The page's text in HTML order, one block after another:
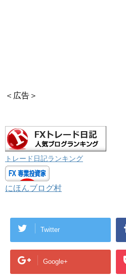
＜広告＞
トレード日記ランキング
にほんブログ村
Twitter
Google+